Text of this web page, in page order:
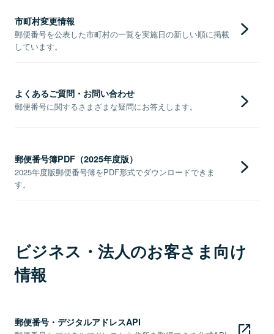
市町村変更情報
郵便番号を公表した市町村の一覧を実施日の新しい順に掲載
しています。
よくあるご質問・お問い合わせ
郵便番号に関するさまざまな疑問にお答えします。
郵便番号簿PDF（2025年度版）
2025年度版郵便番号簿をPDF形式でダウンロードできま
す。
ビジネス・法人のお客さま向け
情報
郵便番号・デジタルアドレスAPI